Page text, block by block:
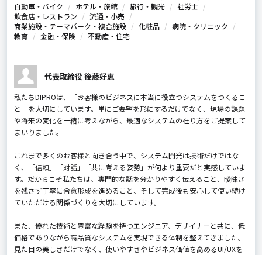
自動車・バイク
ホテル・旅館 旅行・観光
社労士
飲食店・レストラン
流通・小売
商業施設・テーマパーク・複合施設
化粧品
病院・クリニック
教育
金融・保険 不動産・住宅
代表取締役 後藤好恵
私たちDIPROは、「お客様のビジネスに本当に役立つシステムをつくるこ
と」を大切にしています。単にご要望を形にするだけでなく、現場の課題
や将来の変化を一緒に考えながら、最適なシステムの在り方をご提案して
まいりました。
これまで多くのお客様と向き合う中で、システム開発は技術だけではな
く、「信頼」「対話」「共に考える姿勢」が何より重要だと実感していま
す。だからこそ私たちは、専門的な話を分かりやすく伝えること、曖昧さ
を残さず丁寧に合意形成を進めること、そして完成後も安心して使い続け
ていただける関係づくりを大切にしています。
また、優れた技術と豊富な経験を持つエンジニア、デザイナーと共に、低
価格でありながら高品質なシステムを実現できる体制を整えてきました。
見た目の美しさだけでなく、使いやすさやビジネス価値を高めるUI/UXを